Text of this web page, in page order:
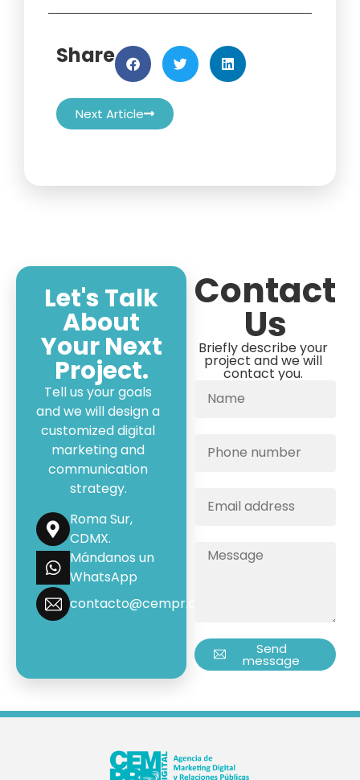
Share
Next Article
Let's Talk
About
Your Next
Project.
Tell us your goals
and we will design a
customized digital
marketing and
communication
strategy.
Roma Sur,
CDMX.
Mándanos un
WhatsApp
contacto@cempr.com.mx
Contact
Us
Briefly describe your
project and we will
contact you.
Send
message